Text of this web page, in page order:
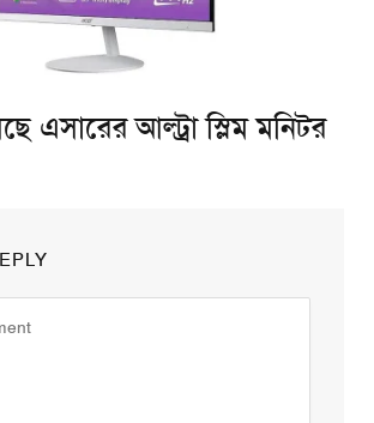
এসারের আল্ট্রা স্লিম মনিটর